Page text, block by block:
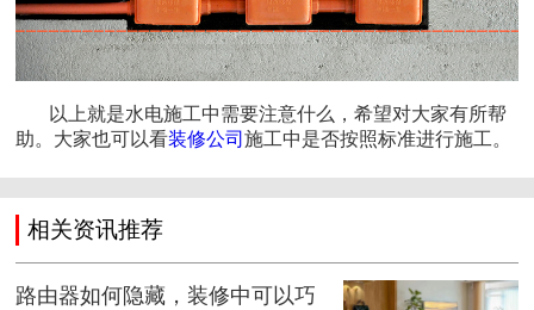
以上就是水电施工中需要注意什么，希望对大家有所帮
助。大家也可以看装修公司施工中是否按照标准进行施工。
相关资讯推荐
路由器如何隐藏，装修中可以巧